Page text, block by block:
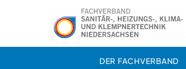
DER FACHVERBAND